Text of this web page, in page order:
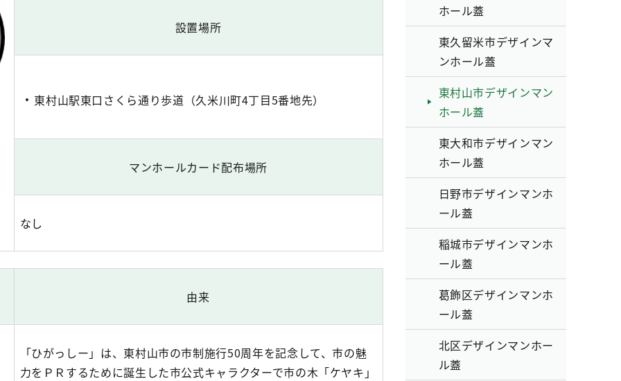
設置場所
東村山駅東口さくら通り歩道（久米川町4丁目5番地先）
マンホールカード配布場所
なし
由来
「ひがっしー」は、東村山市の市制施行50周年を記念して、市の魅
力をＰＲするために誕生した市公式キャラクターで市の木「ケヤキ」
ホール蓋
東久留米市デザインマ
ンホール蓋
東村山市デザインマン
ホール蓋
東大和市デザインマン
ホール蓋
日野市デザインマンホ
ール蓋
稲城市デザインマンホ
ール蓋
葛飾区デザインマンホ
ール蓋
北区デザインマンホー
ル蓋